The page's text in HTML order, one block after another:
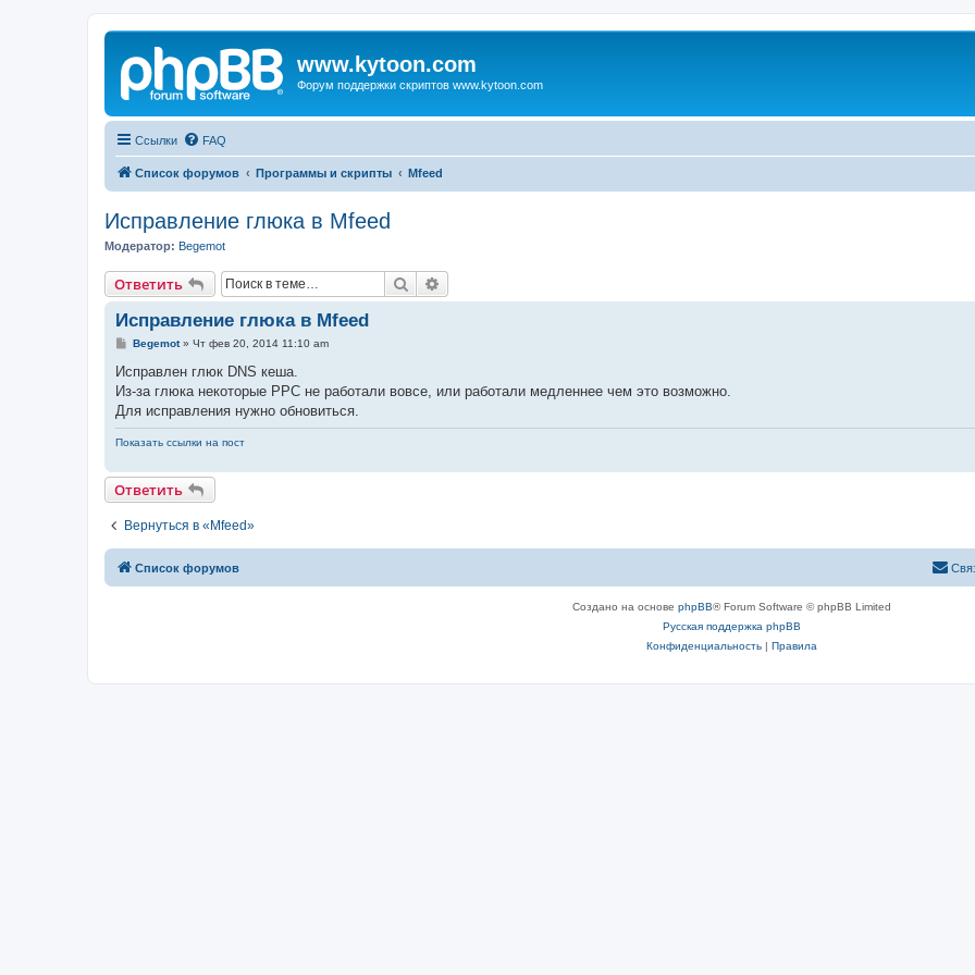
www.kytoon.com
Форум поддержки скриптов www.kytoon.com
Ссылки FAQ
Список форумов Программы и скрипты Mfeed
Исправление глюка в Mfeed
Модератор: Begemot
Ответить Поиск
Исправление глюка в Mfeed
С
о
щ
е
е
Begemot» Чт фев 20, 2014 11:10 am
Исправлен глюк DNS кеша.
Из-за глюка некоторые PPC не работали вовсе, или работали медленнее чем это возможно.
Для исправления нужно обновиться.
Показать ссылки на пост
Ответить
Вернуться в «Mfeed»
Список форумов
Создано на основе phpBB® Forum Software © phpBB Limited
Русская поддержка phpBB
Конфиденциальность| Правила